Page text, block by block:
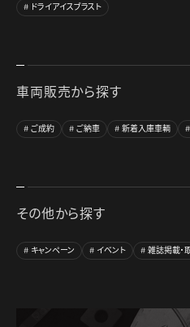
ドライアイスブラスト
車両販売から探す
ご成約 ご納車 新着入庫車輌
その他から探す
キャンペーン イベント 雑誌掲載・